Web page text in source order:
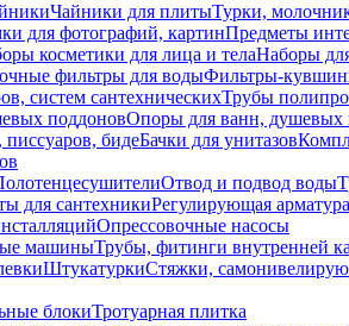
Чайники для плитыТурки,
для фотографий, картинПредметы
косметики для лица и телаНаборы
фильтры для водыФильтры-
систем сантехническихТрубы
поддоновОпоры для ванн, душевых
бидеБачки для унитазов
Отвод и подвод воды
для сантехникиРегулирующая арматура
Опрессовочные насосы
машиныТрубы, фитинги внутренней
ШтукатуркиСтяжки,
блокиТротуарная плитка